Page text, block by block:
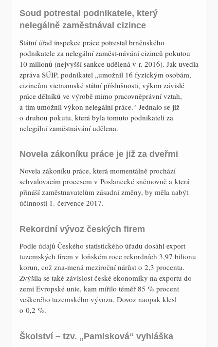
Soud potrestal podnikatele, který
nelegálně zaměstnával cizince
Státní úřad inspekce práce potrestal brněnského
podnikatele za nelegální zaměst-návání cizinců pokutou
10 milionů (nejvyšší sankce udělená v r. 2016). Jak uvedla
zpráva SÚIP, podnikatel „umožnil 16 fyzickým osobám,
cizincům vietnamské státní příslušnosti, výkon závislé
práce dělníků ve výrobě mimo pracovněprávní vztah,
a tím umožnil výkon nelegální práce.“ Jednalo se již
o druhou pokutu, která byla tomuto podnikateli za
nelegální zaměstnávání udělena.
Novela zákoníku práce je již za dveřmi
Novela zákoníku práce, která momentálně prochází
schvalovacím procesem v Poslanecké sněmovně a která
přináší zaměstnavatelům zásadní změny, by měla nabýt
účinnosti 1. července 2017.
Rekordní vývoz českých firem
Podle údajů Českého statistického úřadu dosáhl export
tuzemských firem v loňském roce rekordních 3,97 bilionu
korun, což zna-mená meziroční nárůst o 2,3 procenta.
Zvýšila se také závislost české ekonomiky na exportu do
zemí Evropské unie, kam mířilo téměř 85 % procent
veškerého tuzemského vývozu. Dovoz naopak klesl
o 0,2 %.
Školství – tzv. „Pamlsková“ vyhláška